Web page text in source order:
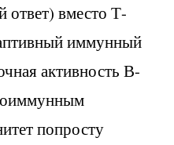
вместо Т-
иммунный
активность В-
попросту